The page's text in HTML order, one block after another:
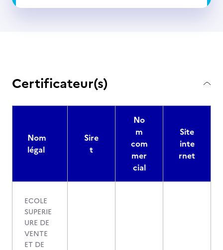
Certificateur(s)
Nom
légal
Sire
t
No
m
com
mer
cial
Site
inte
rnet
ECOLE
SUPERIE
URE DE
VENTE
ET DE